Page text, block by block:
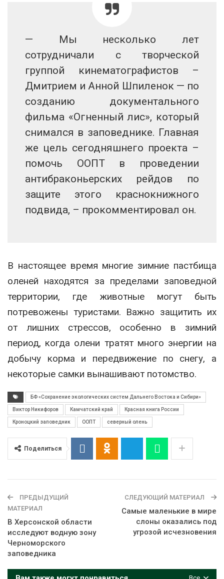
— Мы несколько лет
сотрудничали с творческой
группой кинематографистов –
Дмитрием и Анной Шпиленок — по
созданию документального
фильма «Огненный лис», который
снимался в заповеднике. Главная
же цель сегодняшнего проекта –
помочь ООПТ в проведении
антибраконьерских рейдов по
защите этого краснокнижного
подвида, – прокомментировал он.
В настоящее время многие зимние пастбища
оленей находятся за пределами заповедной
территории, где животные могут быть
потревожены туристами. Важно защитить их
от лишних стрессов, особенно в зимний
период, когда олени тратят много энергии на
добычу корма и передвижение по снегу, а
некоторые самки вынашивают потомство.
БФ «Сохранение экологических систем Дальнего Востока и Сибири»
Виктор Никифоров Камчатский край Красная книга России
Кроноцкий заповедник ООПТ северный олень
Поделиться
ПРЕДЫДУЩИЙ
МАТЕРИАЛ
В Херсонской области
исследуют водную зону
Черноморского
заповедника
СЛЕДУЮЩИЙ МАТЕРИАЛ
Самые маленькие в мире
слоны оказались под
угрозой исчезновения